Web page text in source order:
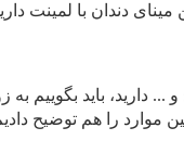
دندان با لمینت
دارید، باید بگوییم
را هم توضیح